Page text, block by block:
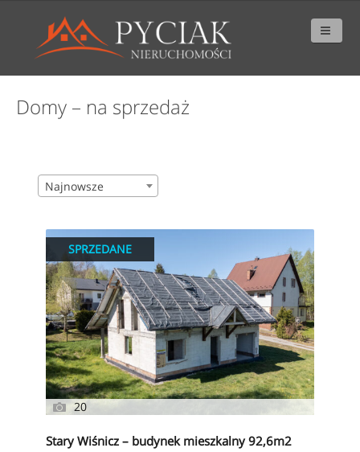
Domy – na sprzedaż
Najnowsze
SPRZEDANE
20
Stary Wiśnicz – budynek mieszkalny 92,6m2